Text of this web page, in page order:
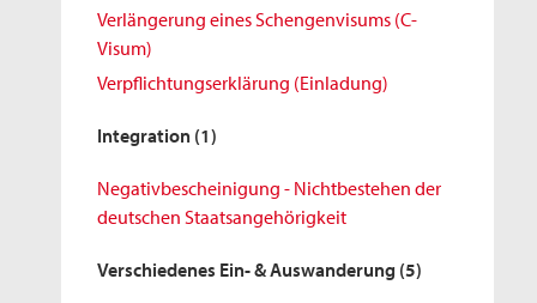
Verlängerung eines Schengenvisums (C-
Visum)
Verpflichtungserklärung (Einladung)
Integration (1)
Negativbescheinigung - Nichtbestehen der
deutschen Staatsangehörigkeit
Verschiedenes Ein- & Auswanderung (5)